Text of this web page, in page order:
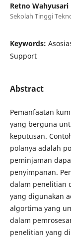
Retno Wahyusari
Sekolah Tinggi
Keywords:
Support
Abstract
Pemanfaatan
yang berguna
keputusan.
polanya adalah
peminjaman
penyimpanan.
dalam penelitian
yang digunakan
algortima yang
dalam
penelitian yang